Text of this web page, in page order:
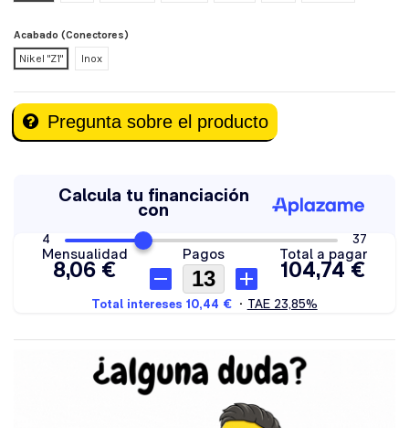
Acabado (Conectores)
Nikel "Z1"
Inox
Pregunta sobre el producto